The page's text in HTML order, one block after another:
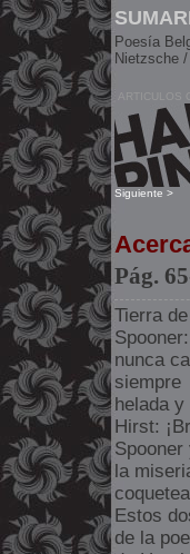
Poesía
Nietzsche
ARTICULOS
Siguiente >
Pág.
Tierra
nunca
siempre
helada
Hirst:
la
Estos
de la